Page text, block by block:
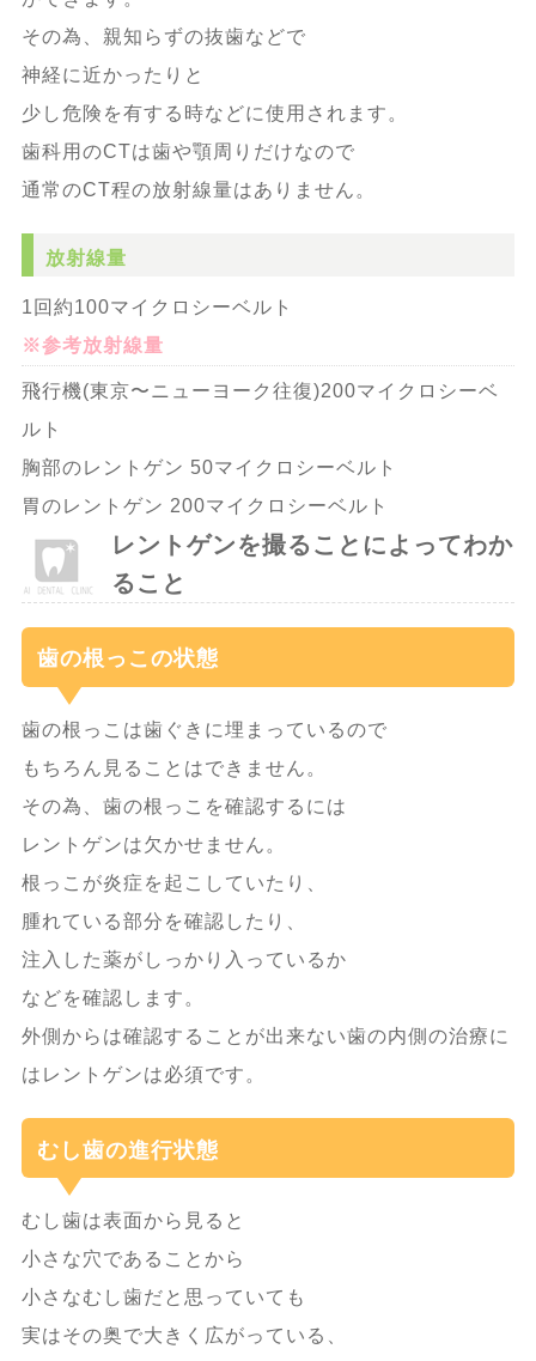
その為、親知らずの抜歯などで
神経に近かったりと
少し危険を有する時などに使用されます。
歯科用のCTは歯や顎周りだけなので
通常のCT程の放射線量はありません。
放射線量
1回約100マイクロシーベルト
※参考放射線量
飛行機(東京〜ニューヨーク往復)200マイクロシーベ
ルト
胸部のレントゲン 50マイクロシーベルト
胃のレントゲン 200マイクロシーベルト
レントゲンを撮ることによってわか
ること
歯の根っこの状態
歯の根っこは歯ぐきに埋まっているので
もちろん見ることはできません。
その為、歯の根っこを確認するには
レントゲンは欠かせません。
根っこが炎症を起こしていたり、
腫れている部分を確認したり、
注入した薬がしっかり入っているか
などを確認します。
外側からは確認することが出来ない歯の内側の治療に
はレントゲンは必須です。
むし歯の進行状態
むし歯は表面から見ると
小さな穴であることから
小さなむし歯だと思っていても
実はその奥で大きく広がっている、